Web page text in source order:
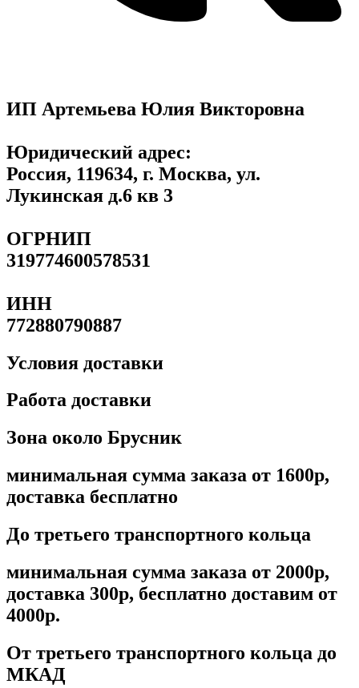
ИП Артемьева Юлия Викторовна
Юридический адрес:
Россия, 119634, г. Москва, ул.
Лукинская д.6 кв 3
ОГРНИП
319774600578531
ИНН
772880790887
Условия доставки
Работа доставки
Зона около Брусник
минимальная сумма заказа от 1600р,
доставка бесплатно
До третьего транспортного кольца
минимальная сумма заказа от 2000р,
доставка 300р, бесплатно доставим от
4000р.
От третьего транспортного кольца до
МКАД